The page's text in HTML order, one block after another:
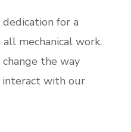
dedication for a
mechanical work.
the way
with our